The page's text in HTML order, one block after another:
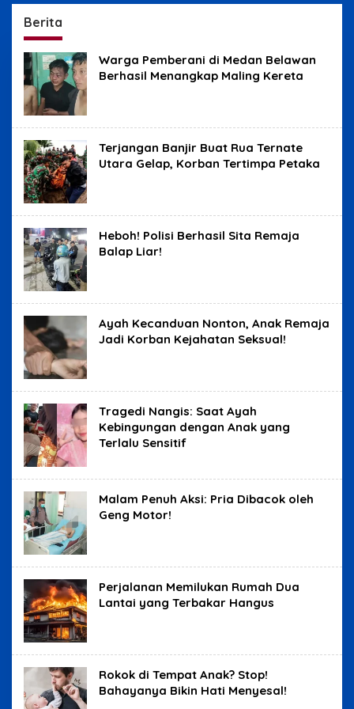
Yudisial
Benjolan
Berita
Warga Pemberani di Medan Belawan
Berhasil Menangkap Maling Kereta
Terjangan Banjir Buat Rua Ternate
Utara Gelap, Korban Tertimpa Petaka
Heboh! Polisi Berhasil Sita Remaja
Balap Liar!
Ayah Kecanduan Nonton, Anak Remaja
Jadi Korban Kejahatan Seksual!
Tragedi Nangis: Saat Ayah
Kebingungan dengan Anak yang
Terlalu Sensitif
Malam Penuh Aksi: Pria Dibacok oleh
Geng Motor!
Perjalanan Memilukan Rumah Dua
Lantai yang Terbakar Hangus
Rokok di Tempat Anak? Stop!
Bahayanya Bikin Hati Menyesal!